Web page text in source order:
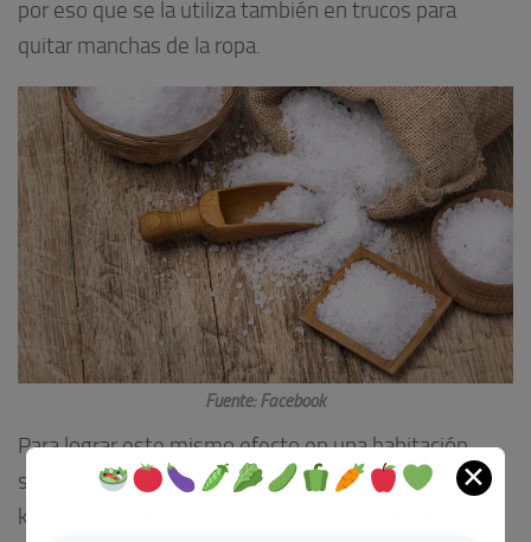
por eso que se la utiliza también en trucos para
quitar manchas de la ropa.
Fuente: Facebook
Para lograr este mismo efecto en una habitación,
simplemente debemos colocar en un recipiente un
kilo de sal y dejarlo en el centro del ambiente
✕